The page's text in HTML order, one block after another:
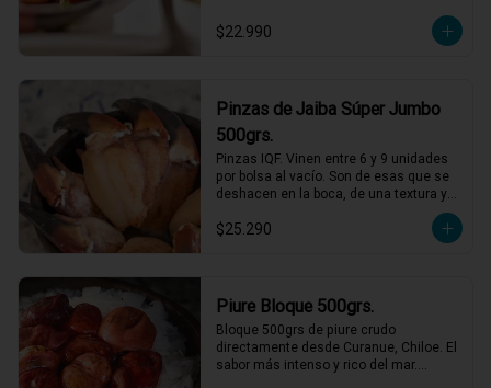
mayonesas de varios sabores.
$22.990
Pinzas de Jaiba Súper Jumbo
500grs.
Pinzas IQF. Vinen entre 6 y 9 unidades
por bolsa al vacío. Son de esas que se
deshacen en la boca, de una textura y
sabor incomparables, solo descongelar
bien y acompañar con mayonesas de
$25.290
Piure Bloque 500grs.
Bloque 500grs de piure crudo
directamente desde Curanue, Chiloe. El
sabor más intenso y rico del mar.